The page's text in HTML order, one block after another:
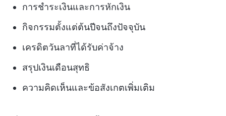
การชำระเงินและการหักเงิน
กิจกรรมตั้งแต่ต้นปีจนถึงปัจจุบัน
เครดิตวันลาที่ได้รับค่าจ้าง
สรุปเงินเดือนสุทธิ
ความคิดเห็นและข้อสังเกตเพิ่มเติม